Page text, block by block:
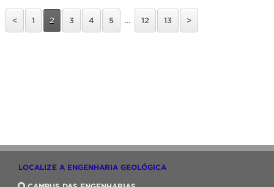
< 1 2 3 4 5 … 12 13 >
LOCALIZE A ENGENHARIA GEOLÓGICA